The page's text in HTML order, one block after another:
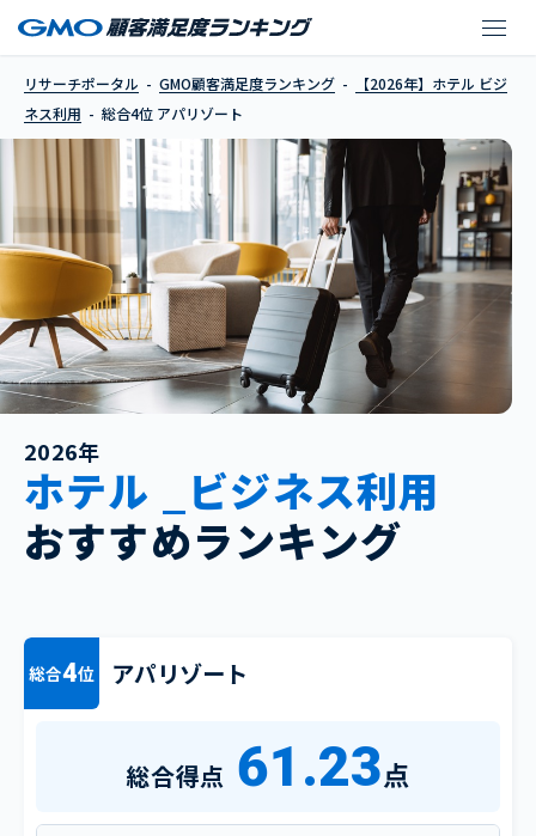
リサーチポータル GMO顧客満足度ランキング
【2026年】ホテル ビジ
ネス利用
総合4位 アパリゾート
2026年
ホテル _ビジネス利用
おすすめランキング
総合4位 アパリゾート
総合得点 61.23点